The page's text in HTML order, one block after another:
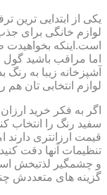
یکی از ابتدایی ترین
لوازم خانگی برای
است.اینکه بخواهیدت
اما مراقب باشید
آشپزخانه زیبا به
لوازم انتخابی تان هم
اگر به فکر خرید
قیمت ارزانتری دارند
تنظیمات آنها دقت
و چشمگیر لذتبخش
گزینه های متعددش